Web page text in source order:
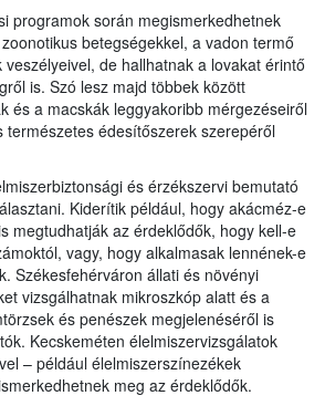
programok során megismerkedhetnek
betegségekkel, a vadon termő
de hallhatnak a lovakat érintő
is. Szó lesz majd többek között
és a macskák leggyakoribb mérgezéseiről
természetes édesítőszerek szerepéről
és érzékszervi bemutató
Kiderítik például, hogy akácméz-e
megtudhatják az érdeklődők, hogy kell-e
vagy, hogy alkalmasak lennének-e
Székesfehérváron állati és növényi
vizsgálhatnak mikroszkóp alatt és a
és penészek megjelenéséről is
Kecskeméten élelmiszervizsgálatok
– például élelmiszerszínezékek
meg az érdeklődők.